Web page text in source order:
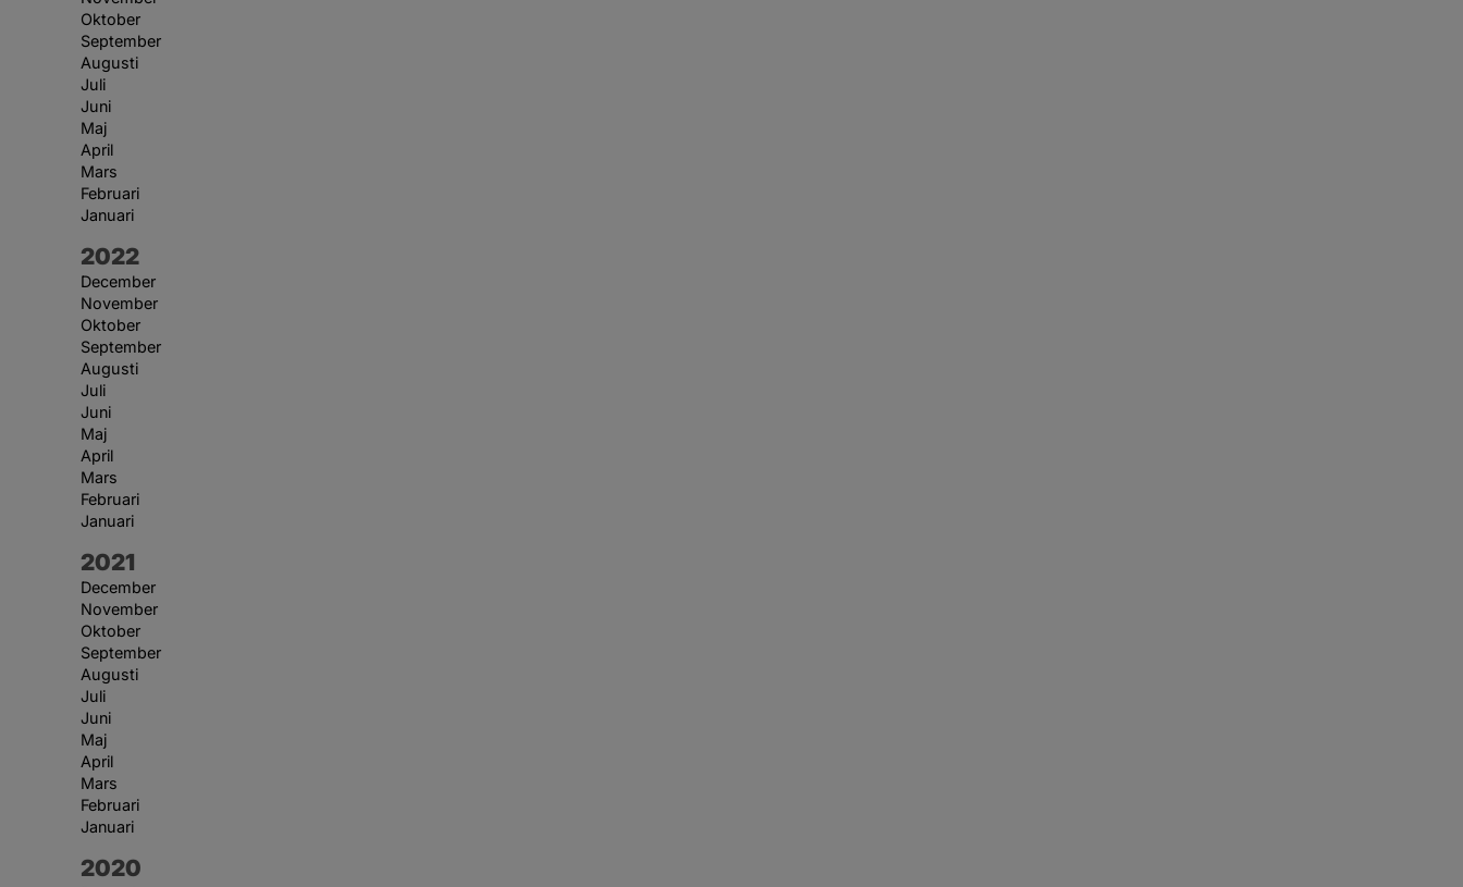
Oktober
September
Augusti
Juli
Juni
Maj
April
Mars
Februari
Januari
År:
2022
December
November
Oktober
September
Augusti
Juli
Juni
Maj
April
Mars
Februari
Januari
År:
2021
December
November
Oktober
September
Augusti
Juli
Juni
Maj
April
Mars
Februari
Januari
År:
2020